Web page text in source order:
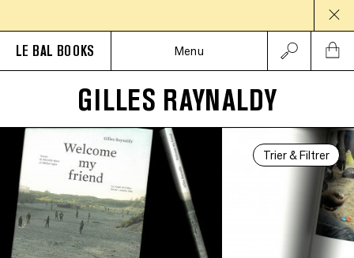
LE BAL BOOKS Menu
GILLES RAYNALDY
Trier & Filtrer